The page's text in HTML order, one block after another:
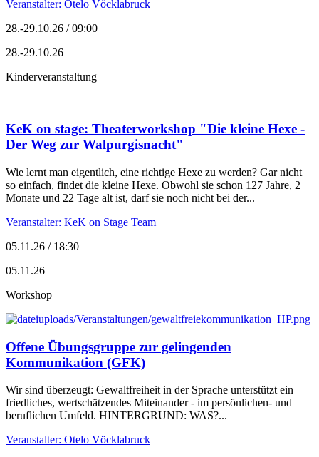
Veranstalter: Otelo Vöcklabruck
28.-29.10.26 / 09:00
28.-29.10.26
Kinderveranstaltung
KeK on stage: Theaterworkshop "Die kleine Hexe -
Der Weg zur Walpurgisnacht"
Wie lernt man eigentlich, eine richtige Hexe zu werden? Gar nicht
so einfach, findet die kleine Hexe. Obwohl sie schon 127 Jahre, 2
Monate und 22 Tage alt ist, darf sie noch nicht bei der...
Veranstalter: KeK on Stage Team
05.11.26 / 18:30
05.11.26
Workshop
Offene Übungsgruppe zur gelingenden
Kommunikation (GFK)
Wir sind überzeugt: Gewaltfreiheit in der Sprache unterstützt ein
friedliches, wertschätzendes Miteinander - im persönlichen- und
beruflichen Umfeld. HINTERGRUND: WAS?...
Veranstalter: Otelo Vöcklabruck